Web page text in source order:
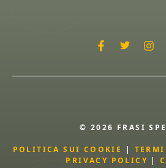
© 2026 FRASI
POLITICA SUI COOKIE |
PRIVACY POLICY |